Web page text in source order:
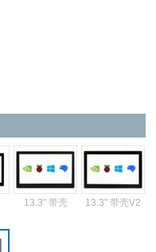
13.3" 带壳 13.3" 带壳V2